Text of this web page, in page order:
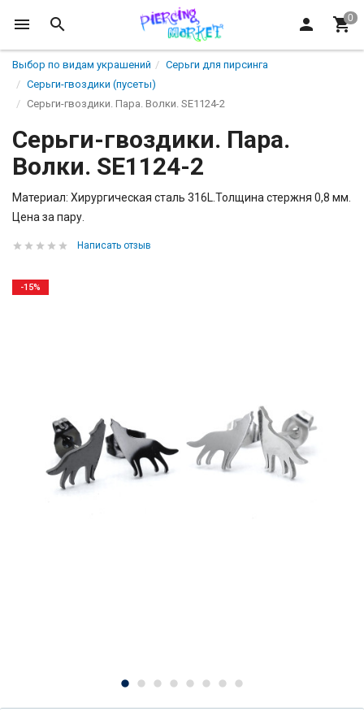
Выбор по видам украшений
Серьги для пирсинга
Серьги-гвоздики (пусеты)
Серьги-гвоздики. Пара. Волки. SE1124-2
Серьги-гвоздики. Пара.
Волки. SE1124-2
Материал: Хирургическая сталь 316L.Толщина стержня 0,8 мм.
Цена за пару.
Написать отзыв
-15%